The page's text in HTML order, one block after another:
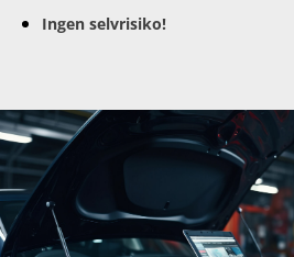
Ingen selvrisiko!